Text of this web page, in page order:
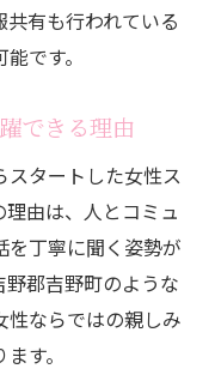
所のシフト制度
務のメリット
ークライフバラ
サポート体制
成サポート紹介
所の福利厚生
場環境を解説
有も行われている
です。
できる理由
タートした女性ス
由は、人とコミュ
を丁寧に聞く姿勢が
郡吉野町のような
ならではの親しみ
す。